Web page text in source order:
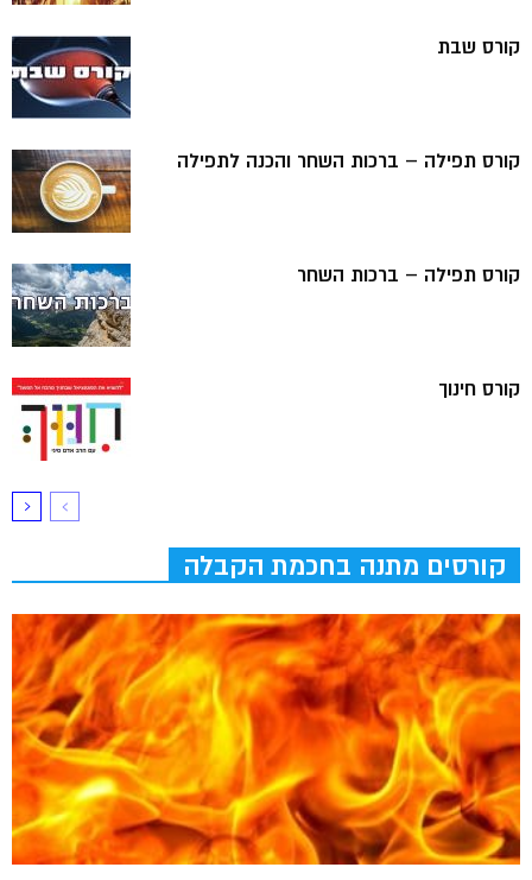
קורס שבת
קורס תפילה – ברכות השחר והכנה לתפילה
קורס תפילה – ברכות השחר
קורס חינוך
קורסים מתנה בחכמת הקבלה